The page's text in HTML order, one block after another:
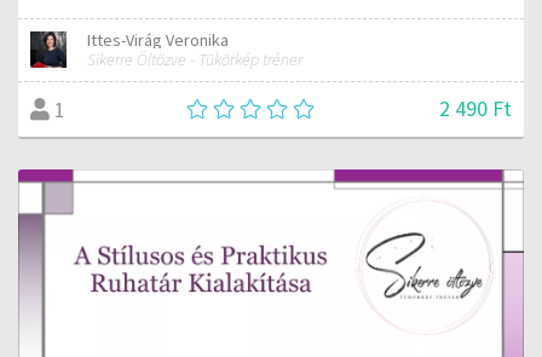
Ittes-Virág Veronika
Sikerre Öltözve - Tükörkép tréner
1 2 490 Ft